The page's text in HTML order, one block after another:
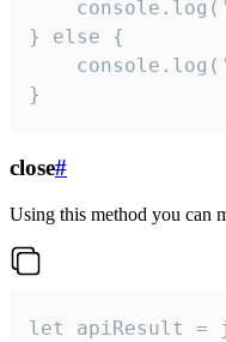
} else {
}
close#
Using this method you can
let apiResult =